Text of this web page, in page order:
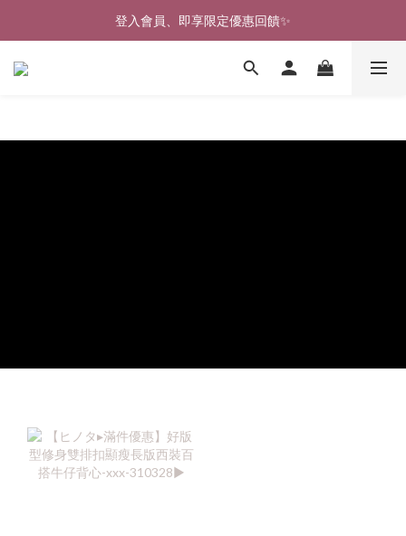
🎉新北淡水實體門市🤗歡迎蒞臨試穿🎉
登入會員、即享限定優惠回饋✨
🎉新北淡水實體門市🤗歡迎蒞臨試穿🎉